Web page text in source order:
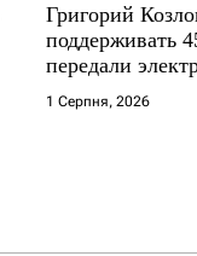
Григорий
поддерживать
передали
1 Серпня, 2026